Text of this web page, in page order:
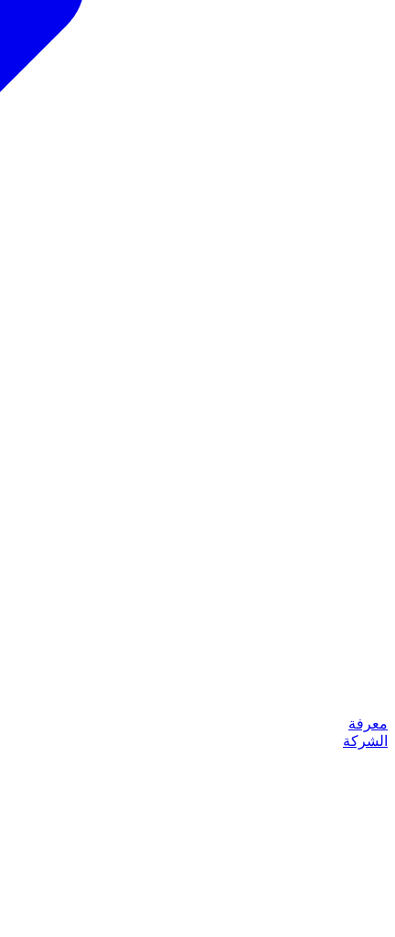
معرفة
الشركة